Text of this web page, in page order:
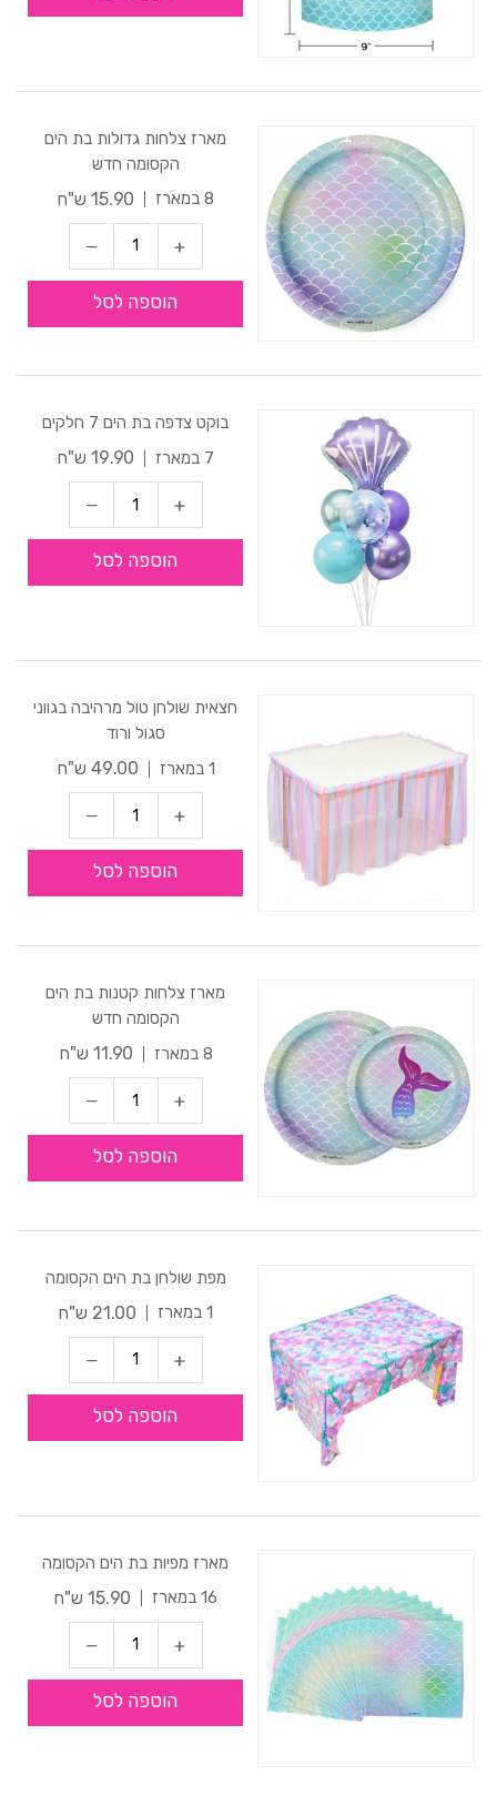
מארז צלחות גדולות בת הים
הקסומה חדש
8 במארז
15.90 ש"ח
הוספה לסל
בוקט צדפה בת הים 7 חלקים
7 במארז
19.90 ש"ח
הוספה לסל
חצאית שולחן טול מרהיבה בגווני
סגול ורוד
1 במארז
49.00 ש"ח
הוספה לסל
מארז צלחות קטנות בת הים
הקסומה חדש
8 במארז
11.90 ש"ח
הוספה לסל
מפת שולחן בת הים הקסומה
1 במארז
21.00 ש"ח
הוספה לסל
מארז מפיות בת הים הקסומה
16 במארז
15.90 ש"ח
הוספה לסל